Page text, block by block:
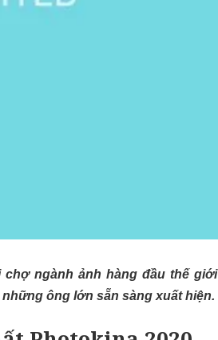
ngành ảnh hàng đầu thế giới
ông lớn sẵn sàng xuất hiện.